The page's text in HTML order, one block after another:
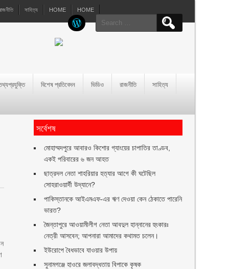
সাহিত্য HOME HOME
Search
for:
বিশেষ প্রতিবেদন ভিডিও রাজনীতি সাহিত্য
সর্বেশষ
মোহাম্মদপুরে আবারও কিশোর গ্যাংয়ের চাপাতির তাণ্ডব,
একই পরিবারের ৬ জন আহত
ছাত্রদল নেতা শাহরিয়ার হত্যার আগে কী ঘটেছিল
সোহরাওয়ার্দী উদ্যানে?
পাকিস্তানকে আইএমএফ-এর ঋণ দেওয়া কেন ঠেকাতে পারেনি
ভারত?
জৈন্তাপুরে আওয়ামীলীগ নেতা আবদুল হান্নানের হুংকারঃ
নেত্রী আসবেন; আপনারা আমাদের কথামত চলেন।
ইউরোপে বৈধভাবে যাওয়ার উপায়
সুনামগঞ্জে হাওরে জলাবদ্ধতায় বিপাকে কৃষক